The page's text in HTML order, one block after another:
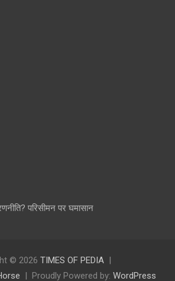
परिसीमन पर घमासान
© 2026 TIMES OF PEDIA
Proudly Powered by: WordPress